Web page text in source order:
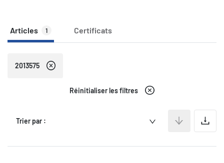
Articles 1 Certificats
2013575
Réinitialiser les filtres
Trier par :